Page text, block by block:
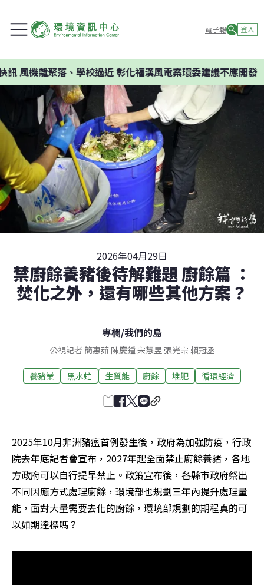
電子報 登入
校過近 彰化福漢風電案環委建議不應開發
2026年04月29日
禁廚餘養豬後待解難題 廚餘篇 ：
焚化之外，還有哪些其他方案？
專欄/我們的島
公視記者 簡惠茹 陳慶鍾 宋慧昱 張光宗 賴冠丞
養豬業 黑水虻 生質能 廚餘 堆肥 循環經濟
2025年10月非洲豬瘟首例發生後，政府為加強防疫，行政
院去年底記者會宣布，2027年起全面禁止廚餘養豬，各地
方政府可以自行提早禁止。政策宣布後，各縣市政府祭出
不同因應方式處理廚餘，環境部也規劃三年內提升處理量
能，面對大量需要去化的廚餘，環境部規劃的期程真的可
以如期達標嗎？